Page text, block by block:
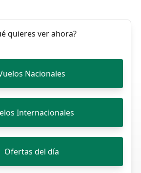
quieres ver ahora?
Nacionales
Internacionales
Ofertas del día